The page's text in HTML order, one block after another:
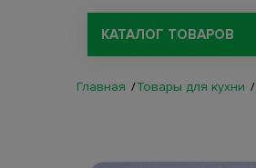
КАТАЛОГ ТОВАРОВ
Главная Товары для кухни